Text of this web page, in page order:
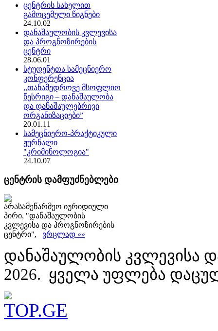
ცენტრის სახელით
გამოცემული წიგნები
24.10.02
დანაშაულობის კვლევისა
და პროგნოზირების
ცენტრი
28.06.01
სტუდენტთა სამეცნიერო
კონფერენცია
,,თანამედროვე მსოფლიო
წესრიგი – დანაშაულობა
და დანაშაულებრივი
ორგანიზაციები”
20.01.11
სამეცნიერო-პრაქტიკული
ჟურნალი
"კრიმინოლოგია"
24.10.07
ცენტრის დამფუძნებლები
არასამეწარმეო იურიდიული
პირი, "დანაშაულობის
კვლევისა და პროგნოზირების
ცენტრი", ვრცლად »»
დანაშაულობის კვლევისა
2026. ყველა უფლება